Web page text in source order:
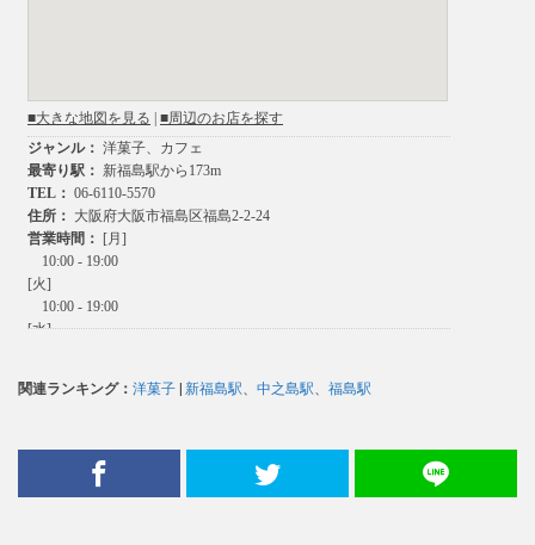
関連ランキング： 洋菓子 | 新福島駅 中之島駅 福島駅